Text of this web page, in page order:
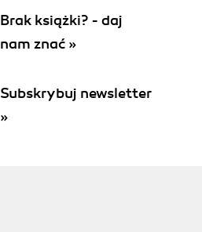
Brak książki? - daj
nam znać »
Subskrybuj newsletter
»